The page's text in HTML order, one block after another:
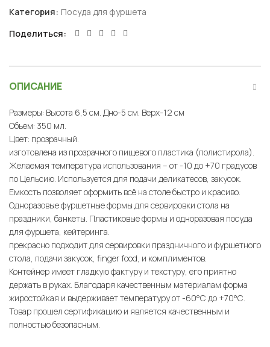
Категория: Посуда для фуршета
Поделиться
ОПИСАНИЕ
Размеры: Высота 6,5 см. Дно-5 см. Верх-12 см
Объем: 350 мл.
Цвет: прозрачный.
изготовлена из прозрачного пищевого пластика (полистирола).
Желаемая температура использования – от -10 до +70 градусов
по Цельсию. Используется для подачи деликатесов, закусок.
Емкость позволяет оформить всё на столе быстро и красиво.
Одноразовые фуршетные формы для сервировки стола на
праздники, банкеты. Пластиковые формы и одноразовая посуда
для фуршета, кейтеринга.
прекрасно подходит для сервировки праздничного и фуршетного
стола, подачи закусок, finger food, и комплиментов.
Контейнер имеет гладкую фактуру и текстуру, его приятно
держать в руках. Благодаря качественным материалам форма
жиростойкая и выдерживает температуру от -60°С до +70°С.
Товар прошел сертификацию и является качественным и
полностью безопасным.